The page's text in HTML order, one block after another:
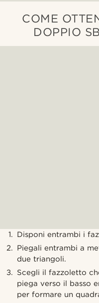
COME
DOPPIO
Disponi entrambi i
Piegali entrambi a
due triangoli.
Scegli il fazzoletto
piega verso il basso
per formare un